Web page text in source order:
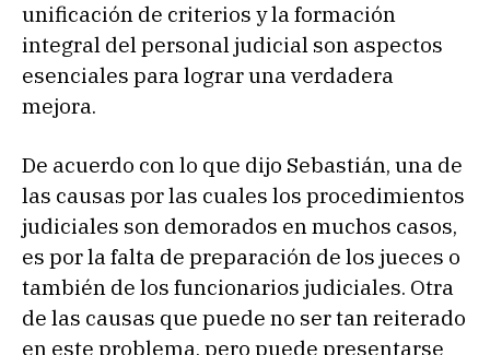
unificación de criterios y la formación
integral del personal judicial son aspectos
esenciales para lograr una verdadera
mejora.
De acuerdo con lo que dijo Sebastián, una de
las causas por las cuales los procedimientos
judiciales son demorados en muchos casos,
es por la falta de preparación de los jueces o
también de los funcionarios judiciales. Otra
de las causas que puede no ser tan reiterado
en este problema, pero puede presentarse